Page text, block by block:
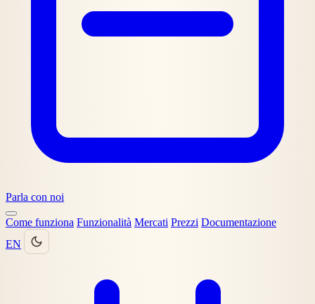
Parla con noi
Come funziona Funzionalità Mercati Prezzi Documentazione
EN